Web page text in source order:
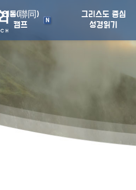
연동(聯同)
캠프
N
그리스도 중심
성경읽기